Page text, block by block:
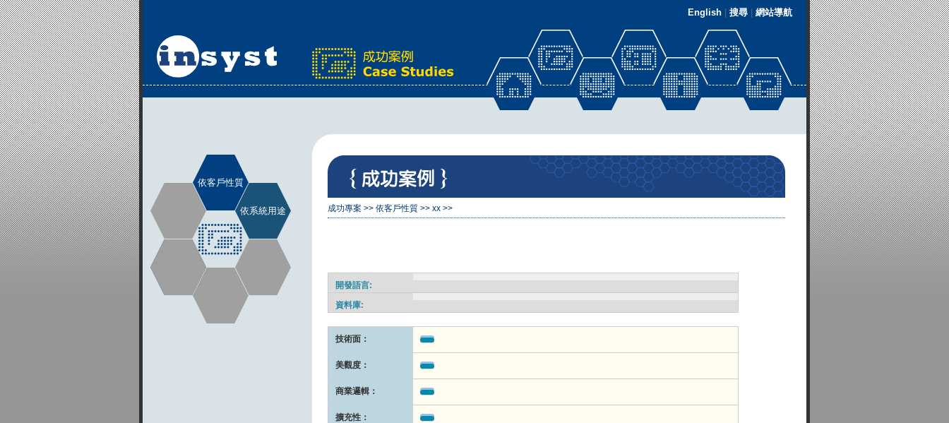
English 搜尋 網站導航
依客戶性質
依系統用途 成功專案 >> 依客戶性質 >> xx >>
開發語言:
資料庫:
技術面：
美觀度：
商業邏輯：
擴充性：